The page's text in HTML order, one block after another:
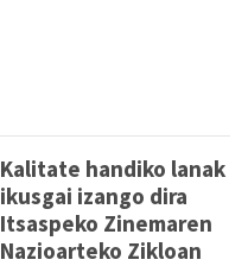
Kalitate handiko lanak
ikusgai izango dira
Itsaspeko Zinemaren
Nazioarteko Zikloan